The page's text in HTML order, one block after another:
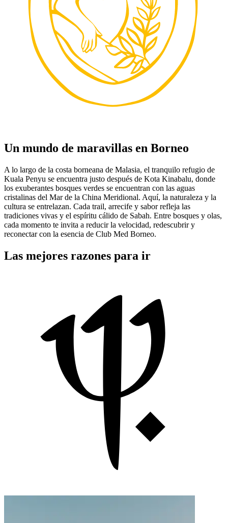
Un mundo de maravillas en Borneo
A lo largo de la costa borneana de Malasia, el tranquilo refugio de
Kuala Penyu se encuentra justo después de Kota Kinabalu, donde
los exuberantes bosques verdes se encuentran con las aguas
cristalinas del Mar de la China Meridional. Aquí, la naturaleza y la
cultura se entrelazan. Cada trail, arrecife y sabor refleja las
tradiciones vivas y el espíritu cálido de Sabah. Entre bosques y olas,
cada momento te invita a reducir la velocidad, redescubrir y
reconectar con la esencia de Club Med Borneo.
Las mejores razones para ir